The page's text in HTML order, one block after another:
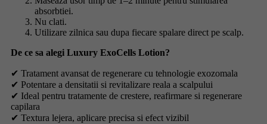
absorbtiei.
Nu clati.
Utilizare zilnica sau dupa fiecare spalare direct pe scalp.
De ce sa alegi Luxury ExoCells Lotion?
✔ Tratament avansat de regenerare cu tehnologie exozomala
✔ Potentare a densitatii si revitalizare reala a scalpului
✔ Ideal pentru tratamente de crestere, reafirmare si regenerare
capilara
✔ Textura lejera, aplicare precisa si efect vizibil